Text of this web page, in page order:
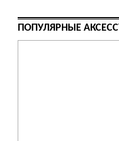
ПОПУЛЯРНЫЕ